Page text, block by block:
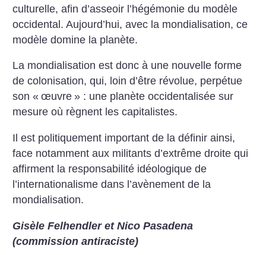
culturelle, afin d’asseoir l’hégémonie du modèle
occidental. Aujourd’hui, avec la mondialisation, ce
modèle domine la planète.
La mondialisation est donc à une nouvelle forme
de colonisation, qui, loin d’être révolue, perpétue
son « œuvre » : une planète occidentalisée sur
mesure où règnent les capitalistes.
Il est politiquement important de la définir ainsi,
face notamment aux militants d’extrême droite qui
affirment la responsabilité idéologique de
l’internationalisme dans l’avènement de la
mondialisation.
Gisèle Felhendler et Nico Pasadena
(commission antiraciste)